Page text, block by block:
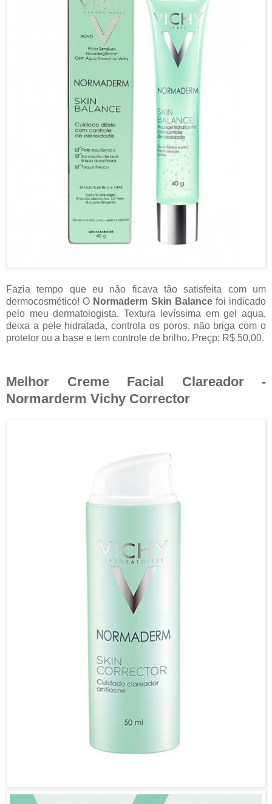
Fazia tempo que eu não ficava tão satisfeita com um
dermocosmético! O Normaderm Skin Balancefoi indicado
pelo meu dermatologista. Textura levíssima em gel aqua,
deixa a pele hidratada, controla os poros, não briga com o
protetor ou a base e tem controle de brilho. Preçp: R$ 50,00.
Melhor Creme Facial Clareador -
Normarderm Vichy Corrector